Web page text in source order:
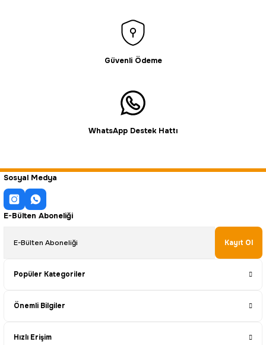
Güvenli Ödeme
WhatsApp Destek Hattı
Sosyal Medya
E-Bülten Aboneliği
Kayıt Ol
Popüler Kategoriler
Önemli Bilgiler
Hızlı Erişim